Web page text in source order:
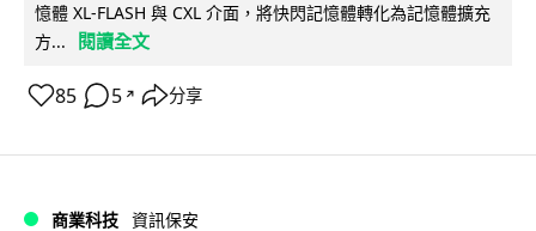
憶體 XL-FLASH 與 CXL 介面，將快閃記憶體轉化為記憶體擴充
方...
閱讀全文
85 5 ↗ 分享
商業科技 資訊保安